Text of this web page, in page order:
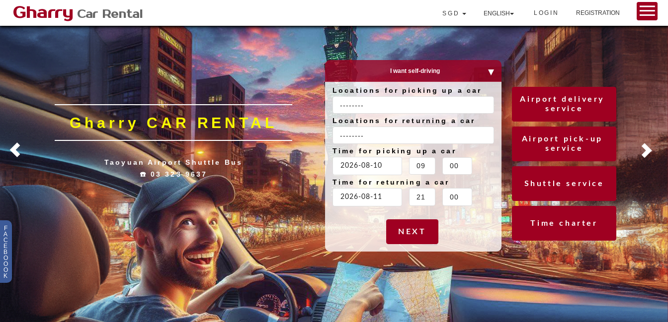
Gharry Car Rental SGD ENGLISH LOGIN REGISTRATION
Airport delivery
service
Airport pick-up
service
Shuttle service
Time charter
I want self-driving
Locations for picking up a car
Locations for returning a car
Time for picking up a car
Time for returning a car
NEXT
Gharry CAR RENTAL
Taoyuan Airport Shuttle Bus
☎️ 03 323 9637
F
A
C
E
B
O
O
O
K